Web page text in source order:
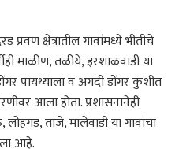
क्षेत्रातील गावांमध्ये भीतीचे
माळीण, तळीये, इरशाळवाडी या
पायथ्याला व अगदी डोंगर कुशीत
आला होता. प्रशासनानेही
ताजे, मालेवाडी या गावांचा
आहे.